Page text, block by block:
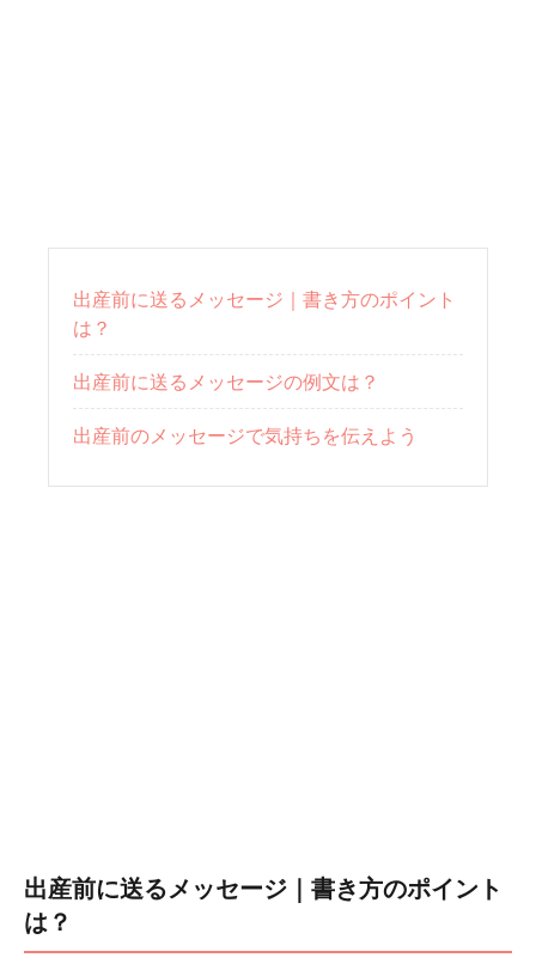
出産前に送るメッセージ｜書き方のポイント
は？
出産前に送るメッセージの例文は？
出産前のメッセージで気持ちを伝えよう
出産前に送るメッセージ｜書き方のポイント
は？